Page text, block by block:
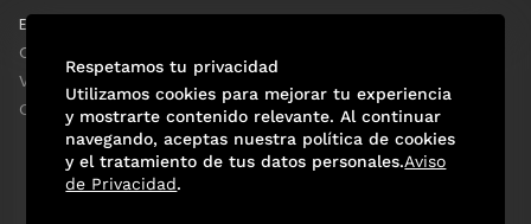
EL UNIVERSAL
Clase
ViveUSA
Confabulario
Respetamos tu privacidad
Utilizamos cookies para mejorar tu experiencia
y mostrarte contenido relevante. Al continuar
navegando, aceptas nuestra política de cookies
y el tratamiento de tus datos personales.Aviso
de Privacidad.